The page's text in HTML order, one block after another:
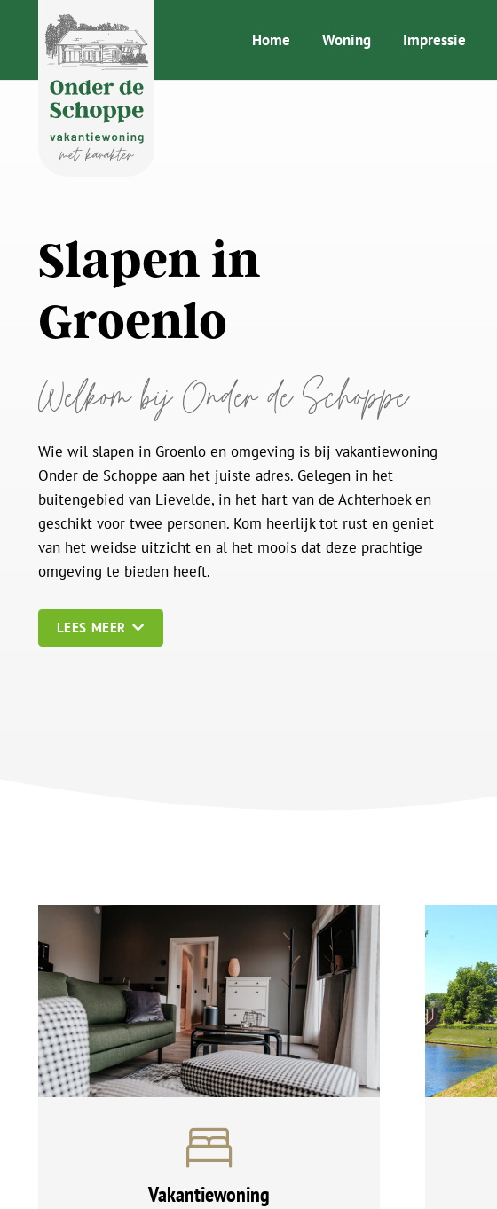
Home Woning Impressie
Slapen in
Groenlo
Welkom bij Onder de Schoppe
Wie wil slapen in Groenlo en omgeving is bij vakantiewoning
Onder de Schoppe aan het juiste adres. Gelegen in het
buitengebied van Lievelde, in het hart van de Achterhoek en
geschikt voor twee personen. Kom heerlijk tot rust en geniet
van het weidse uitzicht en al het moois dat deze prachtige
omgeving te bieden heeft.
LEES MEER
Vakantiewoning